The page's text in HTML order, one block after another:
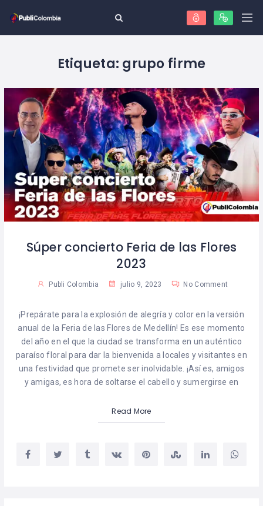
Etiqueta: grupo firme
Súper concierto Feria de las Flores
2023
Publi Colombia julio 9, 2023 No Comment
¡Prepárate para la explosión de alegría y color en la versión
anual de la Feria de las Flores de Medellín! Es ese momento
del año en el que la ciudad se transforma en un auténtico
paraíso floral para dar la bienvenida a locales y visitantes en
una festividad que promete ser inolvidable. ¡Así es, amigos
y amigas, es hora de soltarse el cabello y sumergirse en
Read More